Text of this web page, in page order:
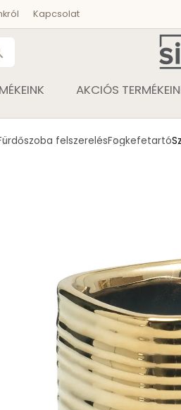
Kapcsolat
AKCIÓS
felszerelésFogkefetartó